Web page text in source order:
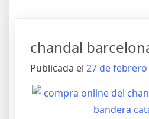
chandal
Publicada el 27 de febrero